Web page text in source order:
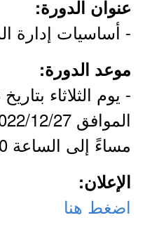
عنوان الدورة:
- أساسيات إدارة
موعد الدورة:
مساءً إلى الساعة 5:00 مساءً).
الإعلان:
اضغط هنا